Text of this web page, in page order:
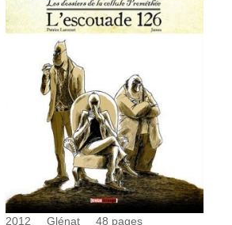
2012 Glénat 48 pages